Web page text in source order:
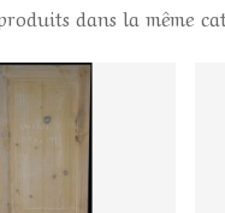
dans la même